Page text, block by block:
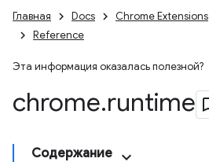
Главная Docs Chrome Extensions
Reference
Эта информация оказалась полезной?
chrome.runtime
Содержание